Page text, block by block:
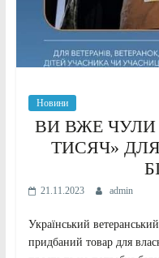
Новини
ВИ ВЖЕ ЧУЛИ
ТИСЯЧ»
21.11.2023 admin
Український
придбаний товар для